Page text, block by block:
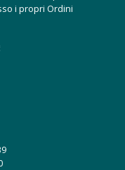
i propri Ordini